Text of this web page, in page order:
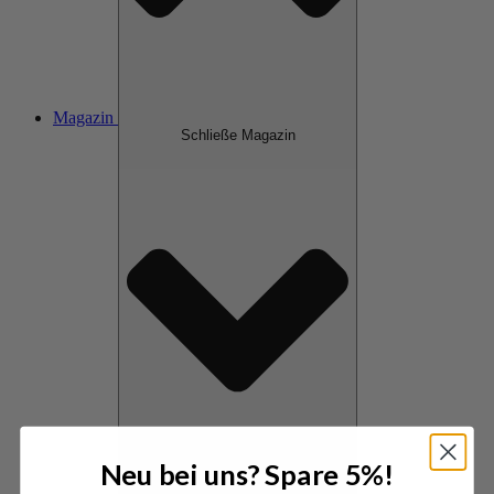
Magazin
Schließe Magazin
Neu bei uns? Spare 5%!